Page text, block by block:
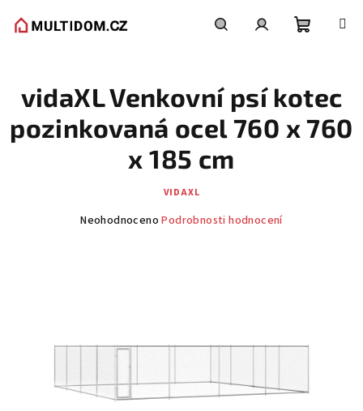
košík
vidaXL Venkovní psí kotec
pozinkovaná ocel 760 x 760
x 185 cm
VIDAXL
Průměrné
Neohodnoceno Podrobnosti hodnocení